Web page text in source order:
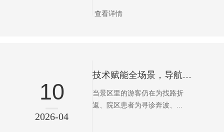
查看详情
10
2026-04
技术赋能全场景，导航焕新新体验——济南雷鸣网络解锁智慧导览新范式
当景区里的游客仍在为找路折
返、院区患者为寻诊奔波、...